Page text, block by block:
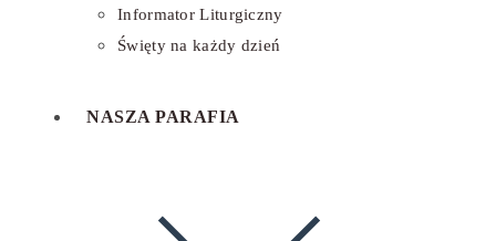
Informator Liturgiczny
Święty na każdy dzień
NASZA PARAFIA